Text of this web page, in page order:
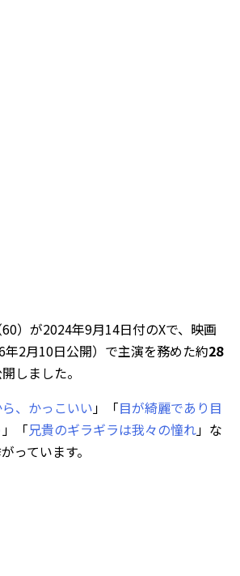
）が2024年9月14日付のXで、映画
年2月10日公開）で主演を務めた約28
しました。
、かっこいい」「目が綺麗であり目
」「兄貴のギラギラは我々の憧れ」な
っています。